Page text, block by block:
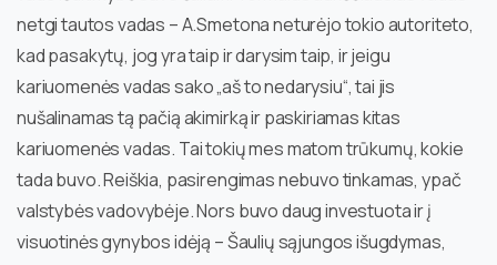
netgi tautos vadas – A.Smetona neturėjo tokio autoriteto,
kad pasakytų, jog yra taip ir darysim taip, ir jeigu
kariuomenės vadas sako „aš to nedarysiu“, tai jis
nušalinamas tą pačią akimirką ir paskiriamas kitas
kariuomenės vadas. Tai tokių mes matom trūkumų, kokie
tada buvo. Reiškia, pasirengimas nebuvo tinkamas, ypač
valstybės vadovybėje. Nors buvo daug investuota ir į
visuotinės gynybos idėją – Šaulių sąjungos išugdymas,